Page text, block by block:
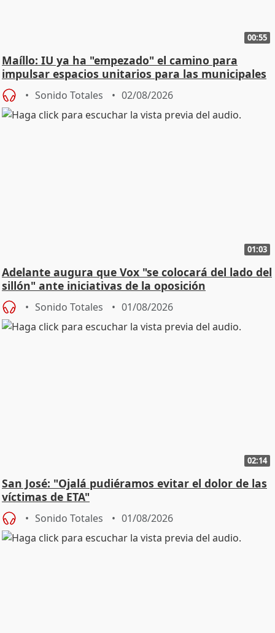
00:55
Maíllo: IU ya ha "empezado" el camino para
impulsar espacios unitarios para las municipales
Sonido Totales 02/08/2026
01:03
Adelante augura que Vox "se colocará del lado del
sillón" ante iniciativas de la oposición
Sonido Totales 01/08/2026
02:14
San José: "Ojalá pudiéramos evitar el dolor de las
víctimas de ETA"
Sonido Totales 01/08/2026